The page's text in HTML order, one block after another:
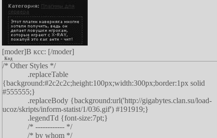
[moder]В ксс: [/moder]
Код
/* Other Styles */
.replaceTable
{background:#2c2c2c;height:100px;width:300px;border:1px solid
#555555;}
.replaceBody {background:url('http://gigabytes.clan.su/load-
ucoz/skripts/inform-statist/1/036.gif') #191919;}
.legendTd {font-size:7pt;}
/* ------------ */
/* by whom */